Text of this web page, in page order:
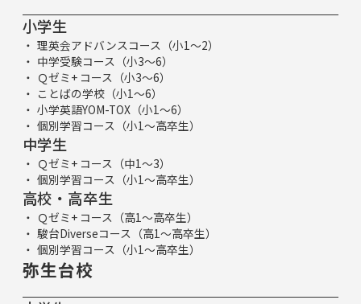
小学生
理英会アドバンスコース（小1～2）
中学受験コース（小3～6）
Ｑゼミ+ コース（小3～6）
ことばの学校（小1～6）
小学英語YOM-TOX（小1～6）
個別学習コース（小1～高卒生）
中学生
Ｑゼミ+ コース（中1～3）
個別学習コース（小1～高卒生）
高校・高卒生
Ｑゼミ+ コース（高1～高卒生）
駿台Diverseコース（高1～高卒生）
個別学習コース（小1～高卒生）
弥生台校